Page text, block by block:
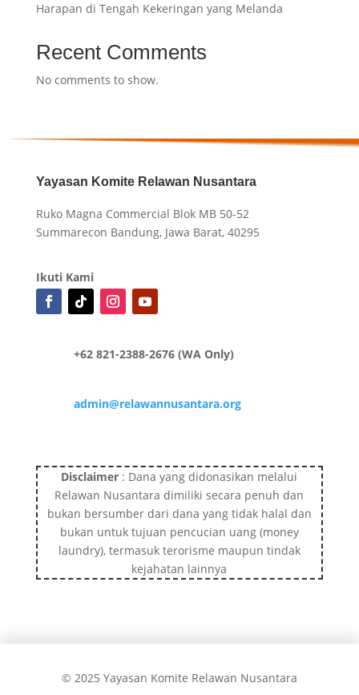
Harapan di Tengah Kekeringan yang Melanda
Recent Comments
No comments to show.
Yayasan Komite Relawan Nusantara
Ruko Magna Commercial Blok MB 50-52
Summarecon Bandung, Jawa Barat, 40295
Ikuti Kami
+62 821-2388-2676 (WA Only)
admin@relawannusantara.org
Disclaimer : Dana yang didonasikan melalui
Relawan Nusantara dimiliki secara penuh dan
bukan bersumber dari dana yang tidak halal dan
bukan untuk tujuan pencucian uang (money
laundry), termasuk terorisme maupun tindak
kejahatan lainnya
© 2025 Yayasan Komite Relawan Nusantara